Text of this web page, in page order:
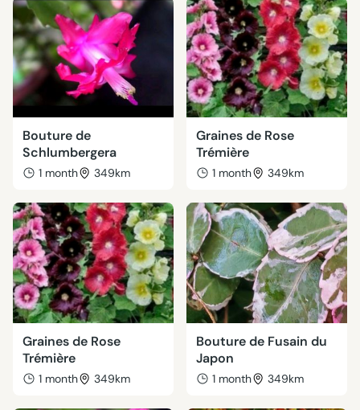
Bouture de
Schlumbergera
1 month 349km
Graines de Rose
Trémière
1 month 349km
Graines de Rose
Trémière
1 month 349km
Bouture de Fusain du
Japon
1 month 349km